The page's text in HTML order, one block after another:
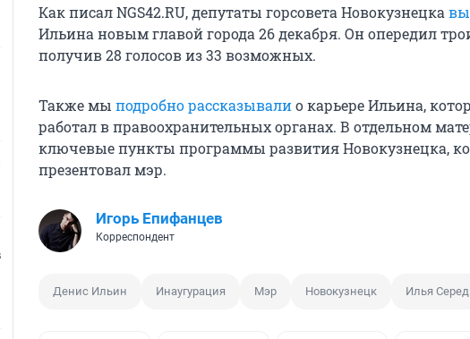
Как писал NGS42.RU, депутаты горсовета Новокузнецка
Ильина новым главой города 26 декабря. Он опередил
получив 28 голосов из 33 возможных.
Также мы подробно рассказывалио карьере Ильина,
работал в правоохранительных органах. В отдельном
ключевые пункты программы развития Новокузнецка,
презентовал мэр.
Игорь Епифанцев
Корреспондент
Денис Ильин Инаугурация Мэр Новокузнецк Илья